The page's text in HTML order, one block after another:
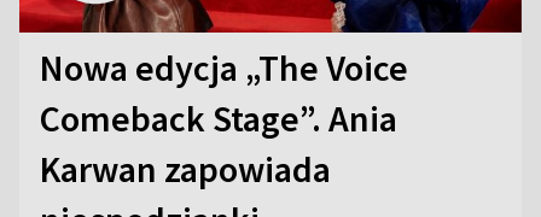
Nowa edycja „The Voice
Comeback Stage”. Ania
Karwan zapowiada